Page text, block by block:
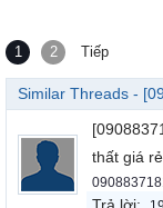
1 2 Tiếp
Similar Threads -
thất giá